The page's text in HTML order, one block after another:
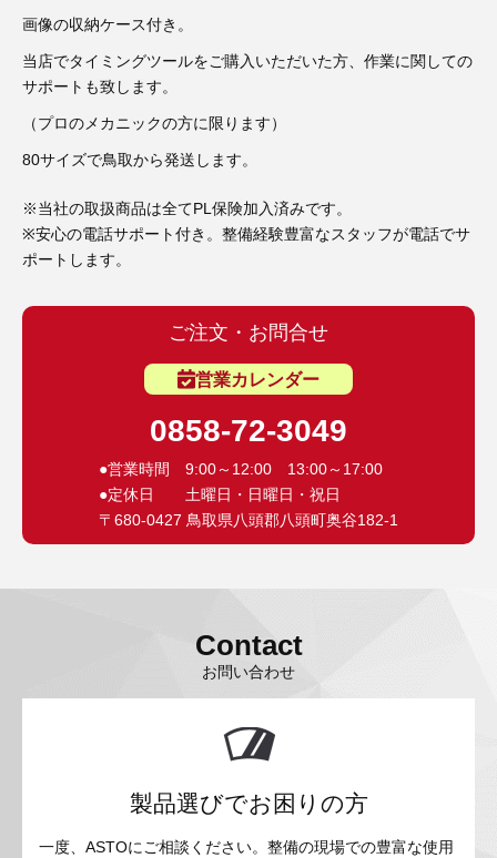
画像の収納ケース付き。
当店でタイミングツールをご購入いただいた方、作業に関しての
サポートも致します。
（プロのメカニックの方に限ります）
80サイズで鳥取から発送します。
※当社の取扱商品は全てPL保険加入済みです。
※安心の電話サポート付き。整備経験豊富なスタッフが電話でサ
ポートします。
ご注文・お問合せ
営業カレンダー
0858-72-3049
●営業時間 9:00～12:00 13:00～17:00
●定休日 土曜日・日曜日・祝日
〒680-0427 鳥取県八頭郡八頭町奥谷182-1
Contact
お問い合わせ
製品選びでお困りの方
一度、ASTOにご相談ください。整備の現場での豊富な使用